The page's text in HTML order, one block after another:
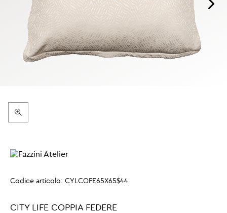
Codice articolo: CYLCOFE65X65$44
CITY LIFE COPPIA FEDERE